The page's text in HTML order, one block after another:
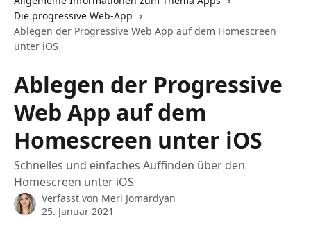
Die progressive Web-App
Ablegen der Progressive Web App auf dem Homescreen
unter iOS
Ablegen der Progressive
Web App auf dem
Homescreen unter iOS
Schnelles und einfaches Auffinden über den
Homescreen unter iOS
Verfasst von Meri Jomardyan
25. Januar 2021